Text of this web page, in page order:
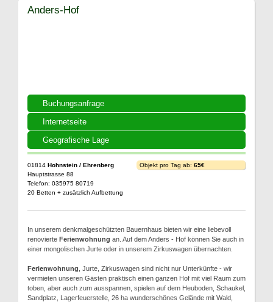
Buchungsanfrage
Internetseite
Geografische Lage
Anders-Hof
01814 Hohnstein / Ehrenberg
Hauptstrasse 88
Telefon: 035975 80719
20 Betten + zusätzlich Aufbettung
Objekt pro Tag ab: 65€
In unserem denkmalgeschützten Bauernhaus bieten wir eine liebevoll
renovierte Ferienwohnung an. Auf dem Anders - Hof können Sie auch in
einer mongolischen Jurte oder in unserem Zirkuswagen übernachten.
Ferienwohnung , Jurte, Zirkuswagen sind nicht nur Unterkünfte - wir
vermieten unseren Gästen praktisch einen ganzen Hof mit viel Raum zum
toben, aber auch zum ausspannen, spielen auf dem Heuboden, Schaukel,
Sandplatz, Lagerfeuerstelle, 26 ha wunderschönes Gelände mit Wald,